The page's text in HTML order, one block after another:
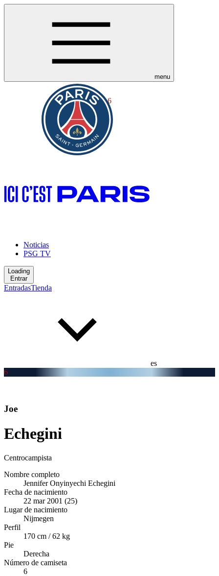
menu
Noticias
PSG TV
Loading
Entrar
EntradasTienda
es
6
6
Joe
Echegini
Centrocampista
Nombre completo
Jennifer Onyinyechi Echegini
Fecha de nacimiento
22 mar 2001 (25)
Lugar de nacimiento
Nijmegen
Perfil
170 cm / 62 kg
Pie
Derecha
Número de camiseta
6